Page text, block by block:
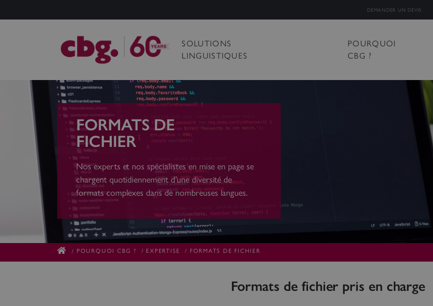
DEMANDER UN DEVIS
SOLUTIONS
LINGUISTIQUES
POURQUOI
CBG ?
FORMATS DE
FICHIER
Nos experts et nos spécialistes en mise en page se
chargent quotidiennement d’une diversité de
formats complexes dans de nombreuses langues.
/ POURQUOI CBG ? / EXPERTISE / FORMATS DE FICHIER
Formats de fichier pris en charge